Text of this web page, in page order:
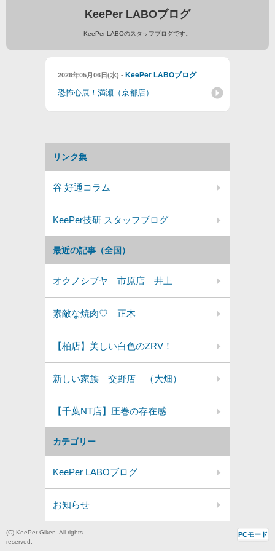
KeePer LABOブログ
KeePer LABOのスタッフブログです。
2026年05月06日(水) - KeePer LABOブログ
恐怖心展！満瀬（京都店）
カテゴリー
KeePer LABOブログ
お知らせ
最近の記事（全国）
オクノシブヤ 市原店 井上
素敵な焼肉♡ 正木
【柏店】美しい白色のZRV！
新しい家族 交野店 （大畑）
【千葉NT店】圧巻の存在感
リンク集
谷 好通コラム
KeePer技研 スタッフブログ
(C) KeePer Giken. All rights
reserved.
PCモード